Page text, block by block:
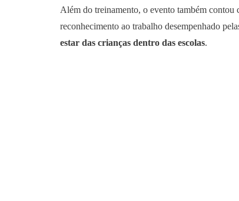
Além do treinamento, o evento também contou
reconhecimento ao trabalho desempenhado
estar das crianças dentro das escolas.